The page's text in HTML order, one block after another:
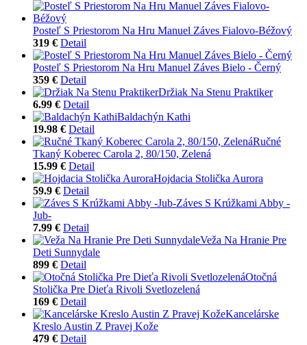
Posteľ S Priestorom Na Hru Manuel Záves Fialovo-Béžový
319 € Detail
Posteľ S Priestorom Na Hru Manuel Záves Bielo - Černý
359 € Detail
Držiak Na Stenu Praktiker
6.99 € Detail
Baldachýn Kathi
19.98 € Detail
Ručné
Tkaný Koberec Carola 2, 80/150, Zelená
15.99 € Detail
Hojdacia Stolička Aurora
59.9 € Detail
Záves S Krúžkami Abby -
Jub-
7.99 € Detail
Veža Na Hranie Pre
Deti Sunnydale
899 € Detail
Otočná
Stolička Pre Dieťa Rivoli Svetlozelená
169 € Detail
Kancelárske
Kreslo Austin Z Pravej Kože
479 € Detail